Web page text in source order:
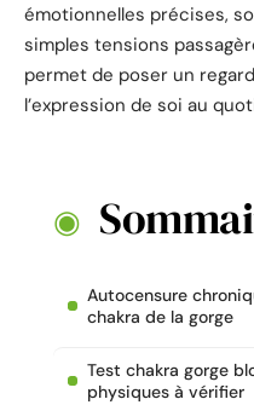
émotionnelles précises,
simples tensions
permet de poser un
l’expression de soi au
Autocensure
chakra de la gorge
Test chakra gorge
physiques à vérifier